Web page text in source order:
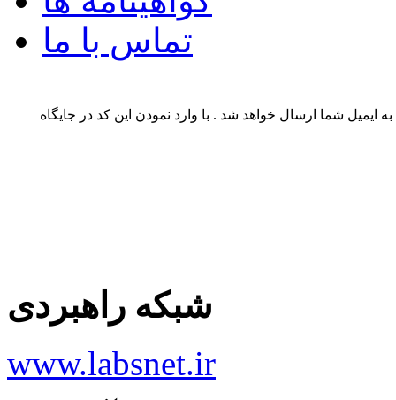
تماس با ما
ایمیل شما ارسال خواهد شد . با وارد نمودن این کد در جایگاه
شبکه راهبردی
www.labsnet.ir